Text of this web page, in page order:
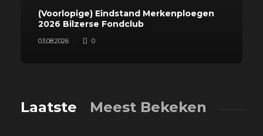
(Voorlopige) Eindstand Merkenploegen
2026 Bilzerse Fondclub
03.08.2026 0
Laatste Meest Bekeken